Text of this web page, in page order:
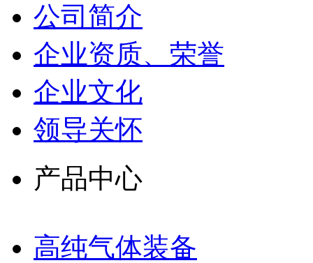
公司简介
企业资质、荣誉
企业文化
领导关怀
产品中心
高纯气体装备